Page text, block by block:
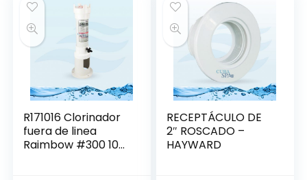
R171016 Clorinador
fuera de linea
Raimbow #300 10
RECEPTÁCULO DE
2″ ROSCADO –
HAYWARD